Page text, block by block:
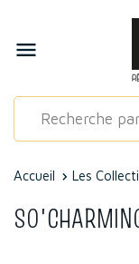

Accueil Les